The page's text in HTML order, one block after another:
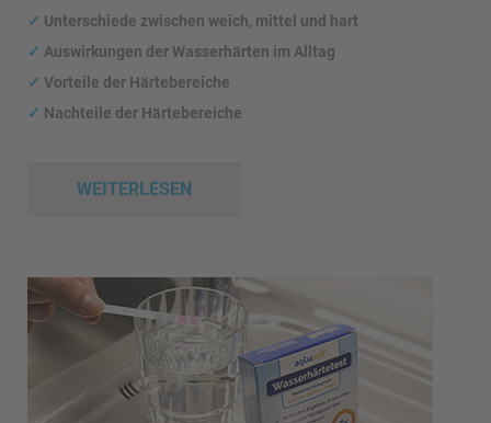
✓ Unterschiede zwischen weich, mittel und hart
✓ Auswirkungen der Wasserhärten im Alltag
✓ Vorteile der Härtebereiche
✓ Nachteile der Härtebereiche
WEITERLESEN